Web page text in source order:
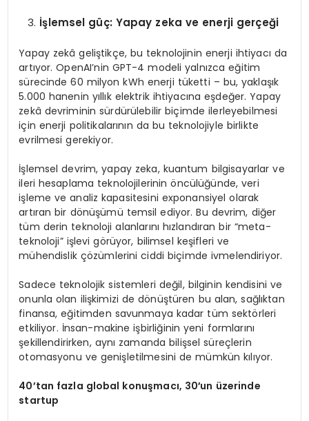
İşlemsel güç: Yapay zeka ve enerji gerçeği
Yapay zekâ geliştikçe, bu teknolojinin enerji ihtiyacı da
artıyor. OpenAI’nin GPT-4 modeli yalnızca eğitim
sürecinde 60 milyon kWh enerji tüketti – bu, yaklaşık
5.000 hanenin yıllık elektrik ihtiyacına eşdeğer. Yapay
zekâ devriminin sürdürülebilir biçimde ilerleyebilmesi
için enerji politikalarının da bu teknolojiyle birlikte
evrilmesi gerekiyor.
İşlemsel devrim, yapay zeka, kuantum bilgisayarlar ve
ileri hesaplama teknolojilerinin öncülüğünde, veri
işleme ve analiz kapasitesini exponansiyel olarak
artıran bir dönüşümü temsil ediyor. Bu devrim, diğer
tüm derin teknoloji alanlarını hızlandıran bir “meta-
teknoloji” işlevi görüyor, bilimsel keşifleri ve
mühendislik çözümlerini ciddi biçimde ivmelendiriyor.
Sadece teknolojik sistemleri değil, bilginin kendisini ve
onunla olan ilişkimizi de dönüştüren bu alan, sağlıktan
finansa, eğitimden savunmaya kadar tüm sektörleri
etkiliyor. İnsan-makine işbirliğinin yeni formlarını
şekillendirirken, aynı zamanda bilişsel süreçlerin
otomasyonu ve genişletilmesini de mümkün kılıyor.
40’tan fazla global konuşmacı, 30′un üzerinde
startup